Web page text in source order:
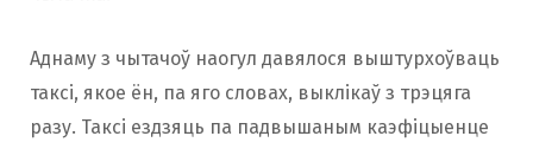
Аднаму з чытачоў наогул давялося выштурхоўваць
таксі, якое ён, па яго словах, выклікаў з трэцяга
разу. Таксі ездзяць па падвышаным каэфіцыенце